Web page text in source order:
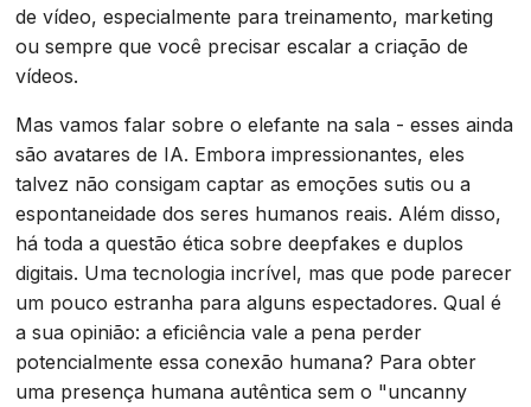
de vídeo, especialmente para treinamento, marketing
ou sempre que você precisar escalar a criação de
vídeos.
Mas vamos falar sobre o elefante na sala - esses ainda
são avatares de IA. Embora impressionantes, eles
talvez não consigam captar as emoções sutis ou a
espontaneidade dos seres humanos reais. Além disso,
há toda a questão ética sobre deepfakes e duplos
digitais. Uma tecnologia incrível, mas que pode parecer
um pouco estranha para alguns espectadores. Qual é
a sua opinião: a eficiência vale a pena perder
potencialmente essa conexão humana? Para obter
uma presença humana autêntica sem o "uncanny